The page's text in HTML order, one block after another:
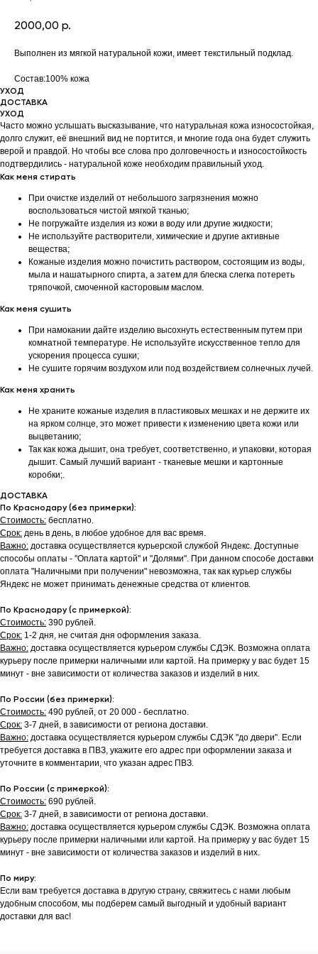
2000,00 р.
Выполнен из мягкой натуральной кожи, имеет текстильный подклад.
Состав:100% кожа
УХОД
ДОСТАВКА
УХОД
Часто можно услышать высказывание, что натуральная кожа износостойкая,
долго служит, её внешний вид не портится, и многие года она будет служить
верой и правдой. Но чтобы все слова про долговечность и износостойкость
подтвердились - натуральной коже необходим правильный уход.
Как меня стирать
При очистке изделий от небольшого загрязнения можно
воспользоваться чистой мягкой тканью;
Не погружайте изделия из кожи в воду или другие жидкости;
Не используйте растворители, химические и другие активные
вещества;
Кожаные изделия можно почистить раствором, состоящим из воды,
мыла и нашатырного спирта, а затем для блеска слегка потереть
тряпочкой, смоченной касторовым маслом.
Как меня сушить
При намокании дайте изделию высохнуть естественным путем при
комнатной температуре. Не используйте искусственное тепло для
ускорения процесса сушки;
Не сушите горячим воздухом или под воздействием солнечных лучей.
Как меня хранить
Не храните кожаные изделия в пластиковых мешках и не держите их
на ярком солнце, это может привести к изменению цвета кожи или
выцветанию;
Так как кожа дышит, она требует, соответственно, и упаковки, которая
дышит. Самый лучший вариант - тканевые мешки и картонные
коробки;.
ДОСТАВКА
По Краснодару (без примерки):
Стоимость: бесплатно.
Срок: день в день, в любое удобное для вас время.
Важно: доставка осуществляется курьерской службой Яндекс. Доступные
способы оплаты - "Оплата картой" и "Долями". При данном способе доставки
оплата "Наличными при получении" невозможна, так как курьер службы
Яндекс не может принимать денежные средства от клиентов.
По Краснодару (с примеркой):
Стоимость: 390 рублей.
Срок: 1-2 дня, не считая дня оформления заказа.
Важно: доставка осуществляется курьером службы СДЭК. Возможна оплата
курьеру после примерки наличными или картой. На примерку у вас будет 15
минут - вне зависимости от количества заказов и изделий в них.
По России (без примерки):
Стоимость: 490 рублей, от 20 000 - бесплатно.
Срок: 3-7 дней, в зависимости от региона доставки.
Важно: доставка осуществляется курьером службы СДЭК "до двери". Если
требуется доставка в ПВЗ, укажите его адрес при оформлении заказа и
уточните в комментарии, что указан адрес ПВЗ.
По России (с примеркой):
Стоимость: 690 рублей.
Срок: 3-7 дней, в зависимости от региона доставки.
Важно: доставка осуществляется курьером службы СДЭК. Возможна оплата
курьеру после примерки наличными или картой. На примерку у вас будет 15
минут - вне зависимости от количества заказов и изделий в них.
По миру:
Если вам требуется доставка в другую страну, свяжитесь с нами любым
удобным способом, мы подберем самый выгодный и удобный вариант
доставки для вас!